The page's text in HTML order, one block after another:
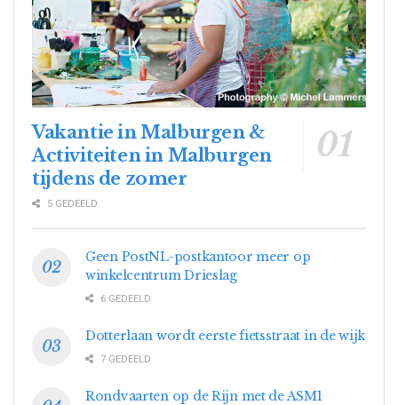
Vakantie in Malburgen &
Activiteiten in Malburgen
tijdens de zomer
5 GEDEELD
Geen PostNL-postkantoor meer op
winkelcentrum Drieslag
6 GEDEELD
Dotterlaan wordt eerste fietsstraat in de wijk
7 GEDEELD
Rondvaarten op de Rijn met de ASM1